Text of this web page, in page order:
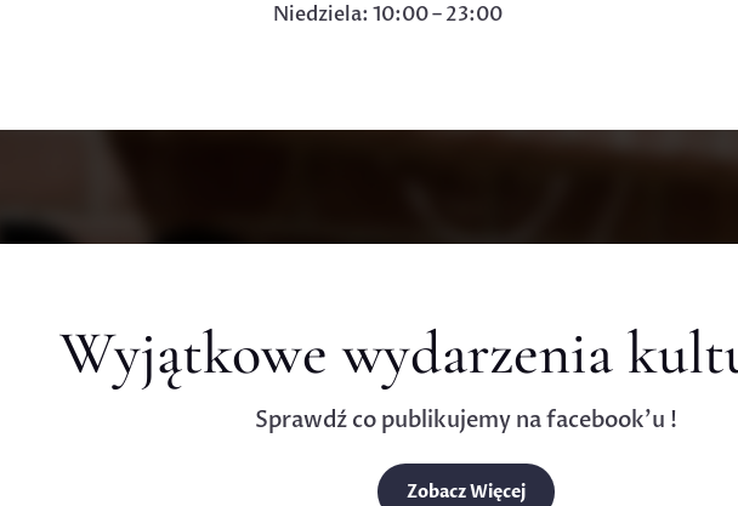
Niedziela: 10:00 – 23:00
Wyjątkowe wydarzenia
Sprawdź co publikujemy na facebook’u !
Zobacz Więcej